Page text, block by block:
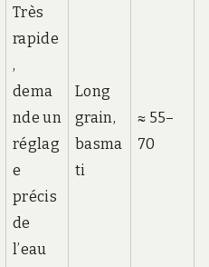
Très
rapide
,
dema
nde un
réglag
e
précis
de
l’eau
Long
grain,
basma
ti
≈ 55–
70